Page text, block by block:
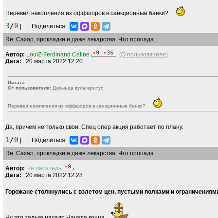
Перевел накопления из оффшоров в санкционные банки?
3/0
Поделиться:
Re: Сахар, прокладки и даже лекарства. Что пропада...
Автор: LouiZ-Ferdinand Celine
(О пользователе)
Дата: 20 марта 2022 12:20
Цитата:
От пользователя: Дурында вульгаритус
Перевел накопления из оффшоров в санкционные банки?
Да, причем не только свои. Спец опер акция работает по плану.
1/0
Поделиться:
Re: Сахар, прокладки и даже лекарства. Что пропада...
Автор: Не писатель
Дата: 20 марта 2022 12:28
Горожане столкнулись с взлетом цен, пустыми полками и